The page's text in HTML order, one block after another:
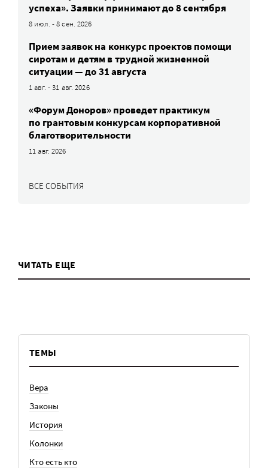
успеха». Заявки принимают до 8 сентября
8 июл. - 8 сен. 2026
Прием заявок на конкурс проектов помощи
сиротам и детям в трудной жизненной
ситуации — до 31 августа
1 авг. - 31 авг. 2026
«Форум Доноров» проведет практикум
по грантовым конкурсам корпоративной
благотворительности
11 авг. 2026
ВСЕ СОБЫТИЯ
ЧИТАТЬ ЕЩЕ
ТЕМЫ
Вера
Законы
История
Колонки
Кто есть кто